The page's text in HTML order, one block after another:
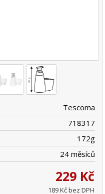
Tescoma
718317
172g
24 měsíců
229 Kč
189 Kč bez DPH